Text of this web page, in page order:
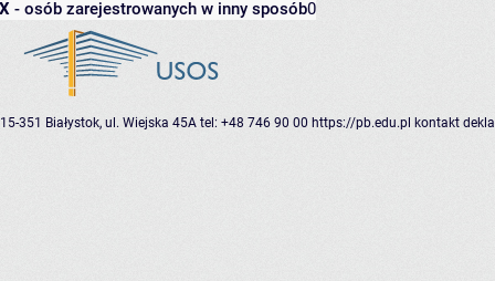
X - osób zarejestrowanych w inny sposób0
15-351 Białystok, ul. Wiejska 45A tel: +48 746 90 00 https://pb.edu.pl kontakt